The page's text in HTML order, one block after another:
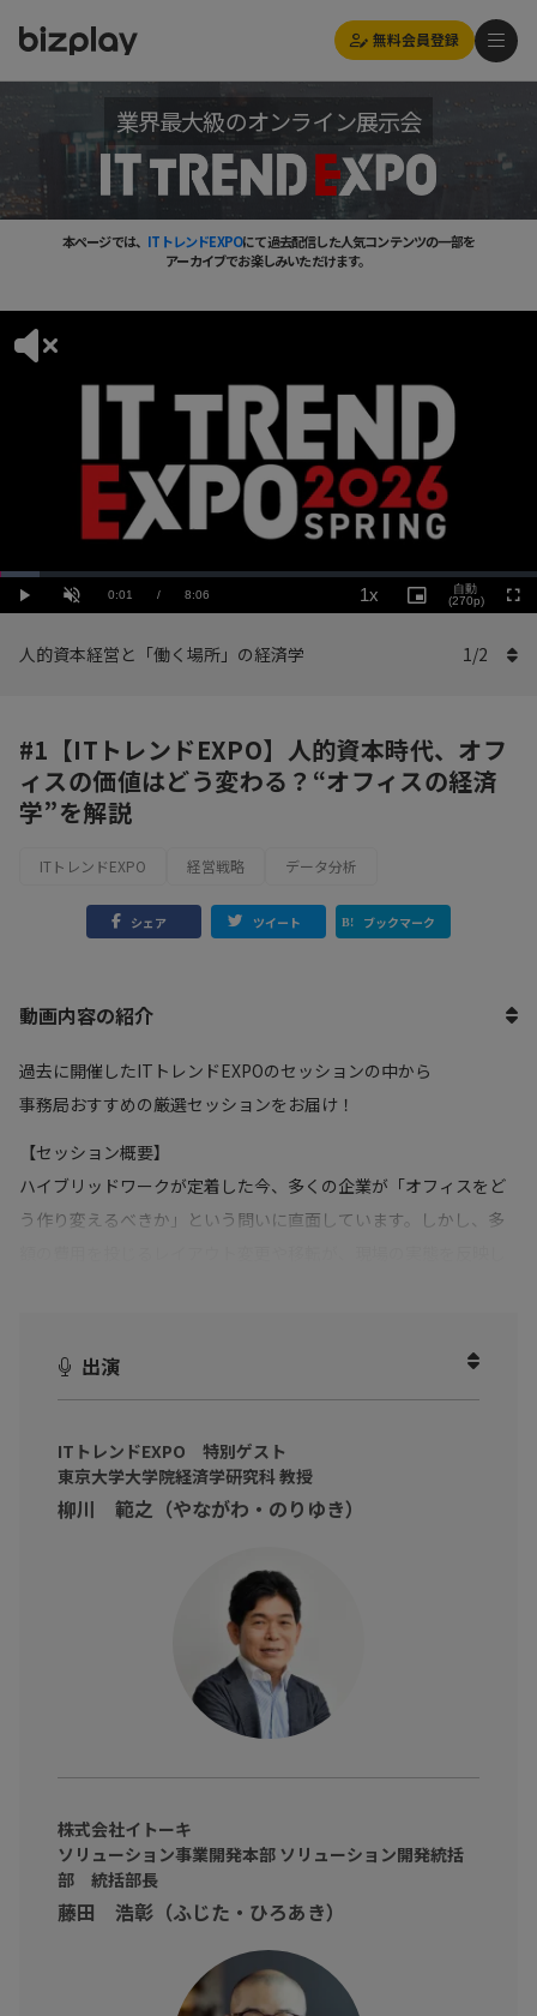
無料会員登録
業界最大級のオンライン展示会
本ページでは、 ITトレンドEXPOにて過去配信した人気コンテンツの一部を
アーカイブでお楽しみいただけます。
Play UnmuteCurrent
0:01 / Duration
8:06
Loaded:
7.41%
1x
Rate
Picture-
in-
自動
(270p)
人的資本経営と「働く場所」の経済学 1/2
#1【ITトレンドEXPO】人的資本時代、オフ
ィスの価値はどう変わる？“オフィスの経済
学”を解説
ITトレンドEXPO 経営戦略 データ分析
シェア ツイート ブックマーク
動画内容の紹介
過去に開催したITトレンドEXPOのセッションの中から
事務局おすすめの厳選セッションをお届け！
【セッション概要】
ハイブリッドワークが定着した今、多くの企業が「オフィスをど
う作り変えるべきか」という問いに直面しています。しかし、多
柳川範之教授を迎え、経済学の視点から「オフィスの活用のされ
める座席配置」や「部門を超えた雑談を生む仕掛け」など、具体
的なエビデンスに基づいた改善手法を公開。単なるコスト削減に
留まらない、組織の実行力を引き出すための「科学的なオフィス
※動画内のデータや実数、所属・肩書は撮影当時のものです
出演
ITトレンドEXPO 特別ゲスト
東京大学大学院経済学研究科 教授
柳川 範之（やながわ・のりゆき）
株式会社イトーキ
ソリューション事業開発本部 ソリューション開発統括
部 統括部長
藤田 浩彰（ふじた・ひろあき）